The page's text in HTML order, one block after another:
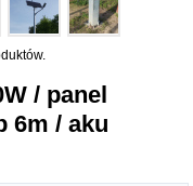
/ panel
6m / aku